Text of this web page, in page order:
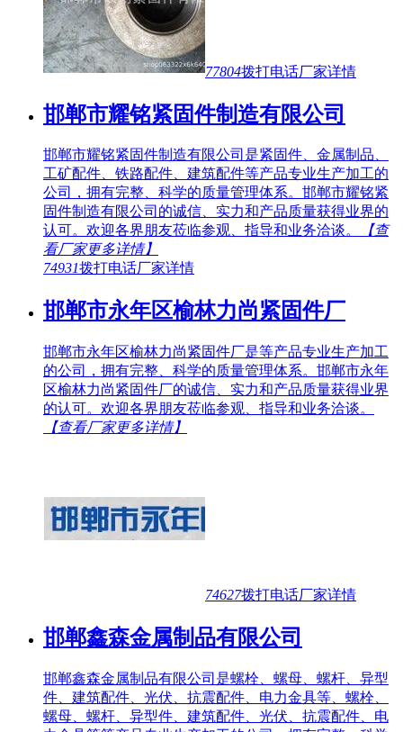
77804拨打电话厂家详情
邯郸市耀铭紧固件制造有限公司
邯郸市耀铭紧固件制造有限公司是紧固件、金属制品、
工矿配件、铁路配件、建筑配件等产品专业生产加工的
公司，拥有完整、科学的质量管理体系。邯郸市耀铭紧
固件制造有限公司的诚信、实力和产品质量获得业界的
认可。欢迎各界朋友莅临参观、指导和业务洽谈。
【查
看厂家更多详情】
74931拨打电话厂家详情
邯郸市永年区榆林力尚紧固件厂
邯郸市永年区榆林力尚紧固件厂是等产品专业生产加工
的公司，拥有完整、科学的质量管理体系。邯郸市永年
区榆林力尚紧固件厂的诚信、实力和产品质量获得业界
的认可。欢迎各界朋友莅临参观、指导和业务洽谈。
【查看厂家更多详情】
74627拨打电话厂家详情
邯郸鑫森金属制品有限公司
邯郸鑫森金属制品有限公司是螺栓、螺母、螺杆、异型
件、建筑配件、光伏、抗震配件、电力金具等、螺栓、
螺母、螺杆、异型件、建筑配件、光伏、抗震配件、电